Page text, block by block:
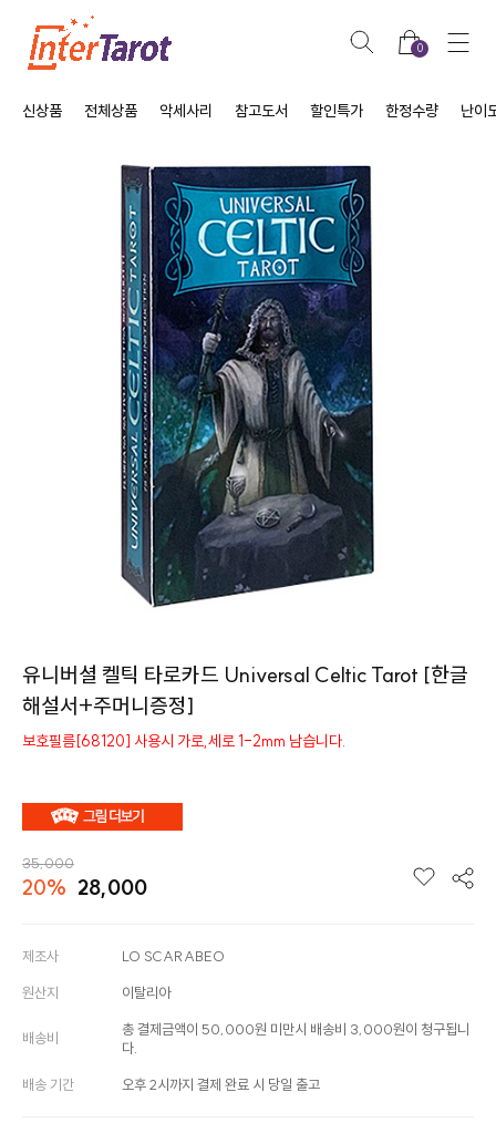
0
신상품 전체상품 악세사리 참고도서 할인특가 한정수량 난이
유니버셜 켈틱 타로카드 Universal Celtic Tarot [한글
해설서+주머니증정]
보호필름[68120] 사용시 가로,세로 1-2mm 남습니다.
35,000
20% 28,000
제조사 LO SCARABEO
원산지 이탈리아
배송비
총 결제금액이 50,000원 미만시 배송비 3,000원이 청구됩니
다.
배송 기간 오후 2시까지 결제 완료 시 당일 출고